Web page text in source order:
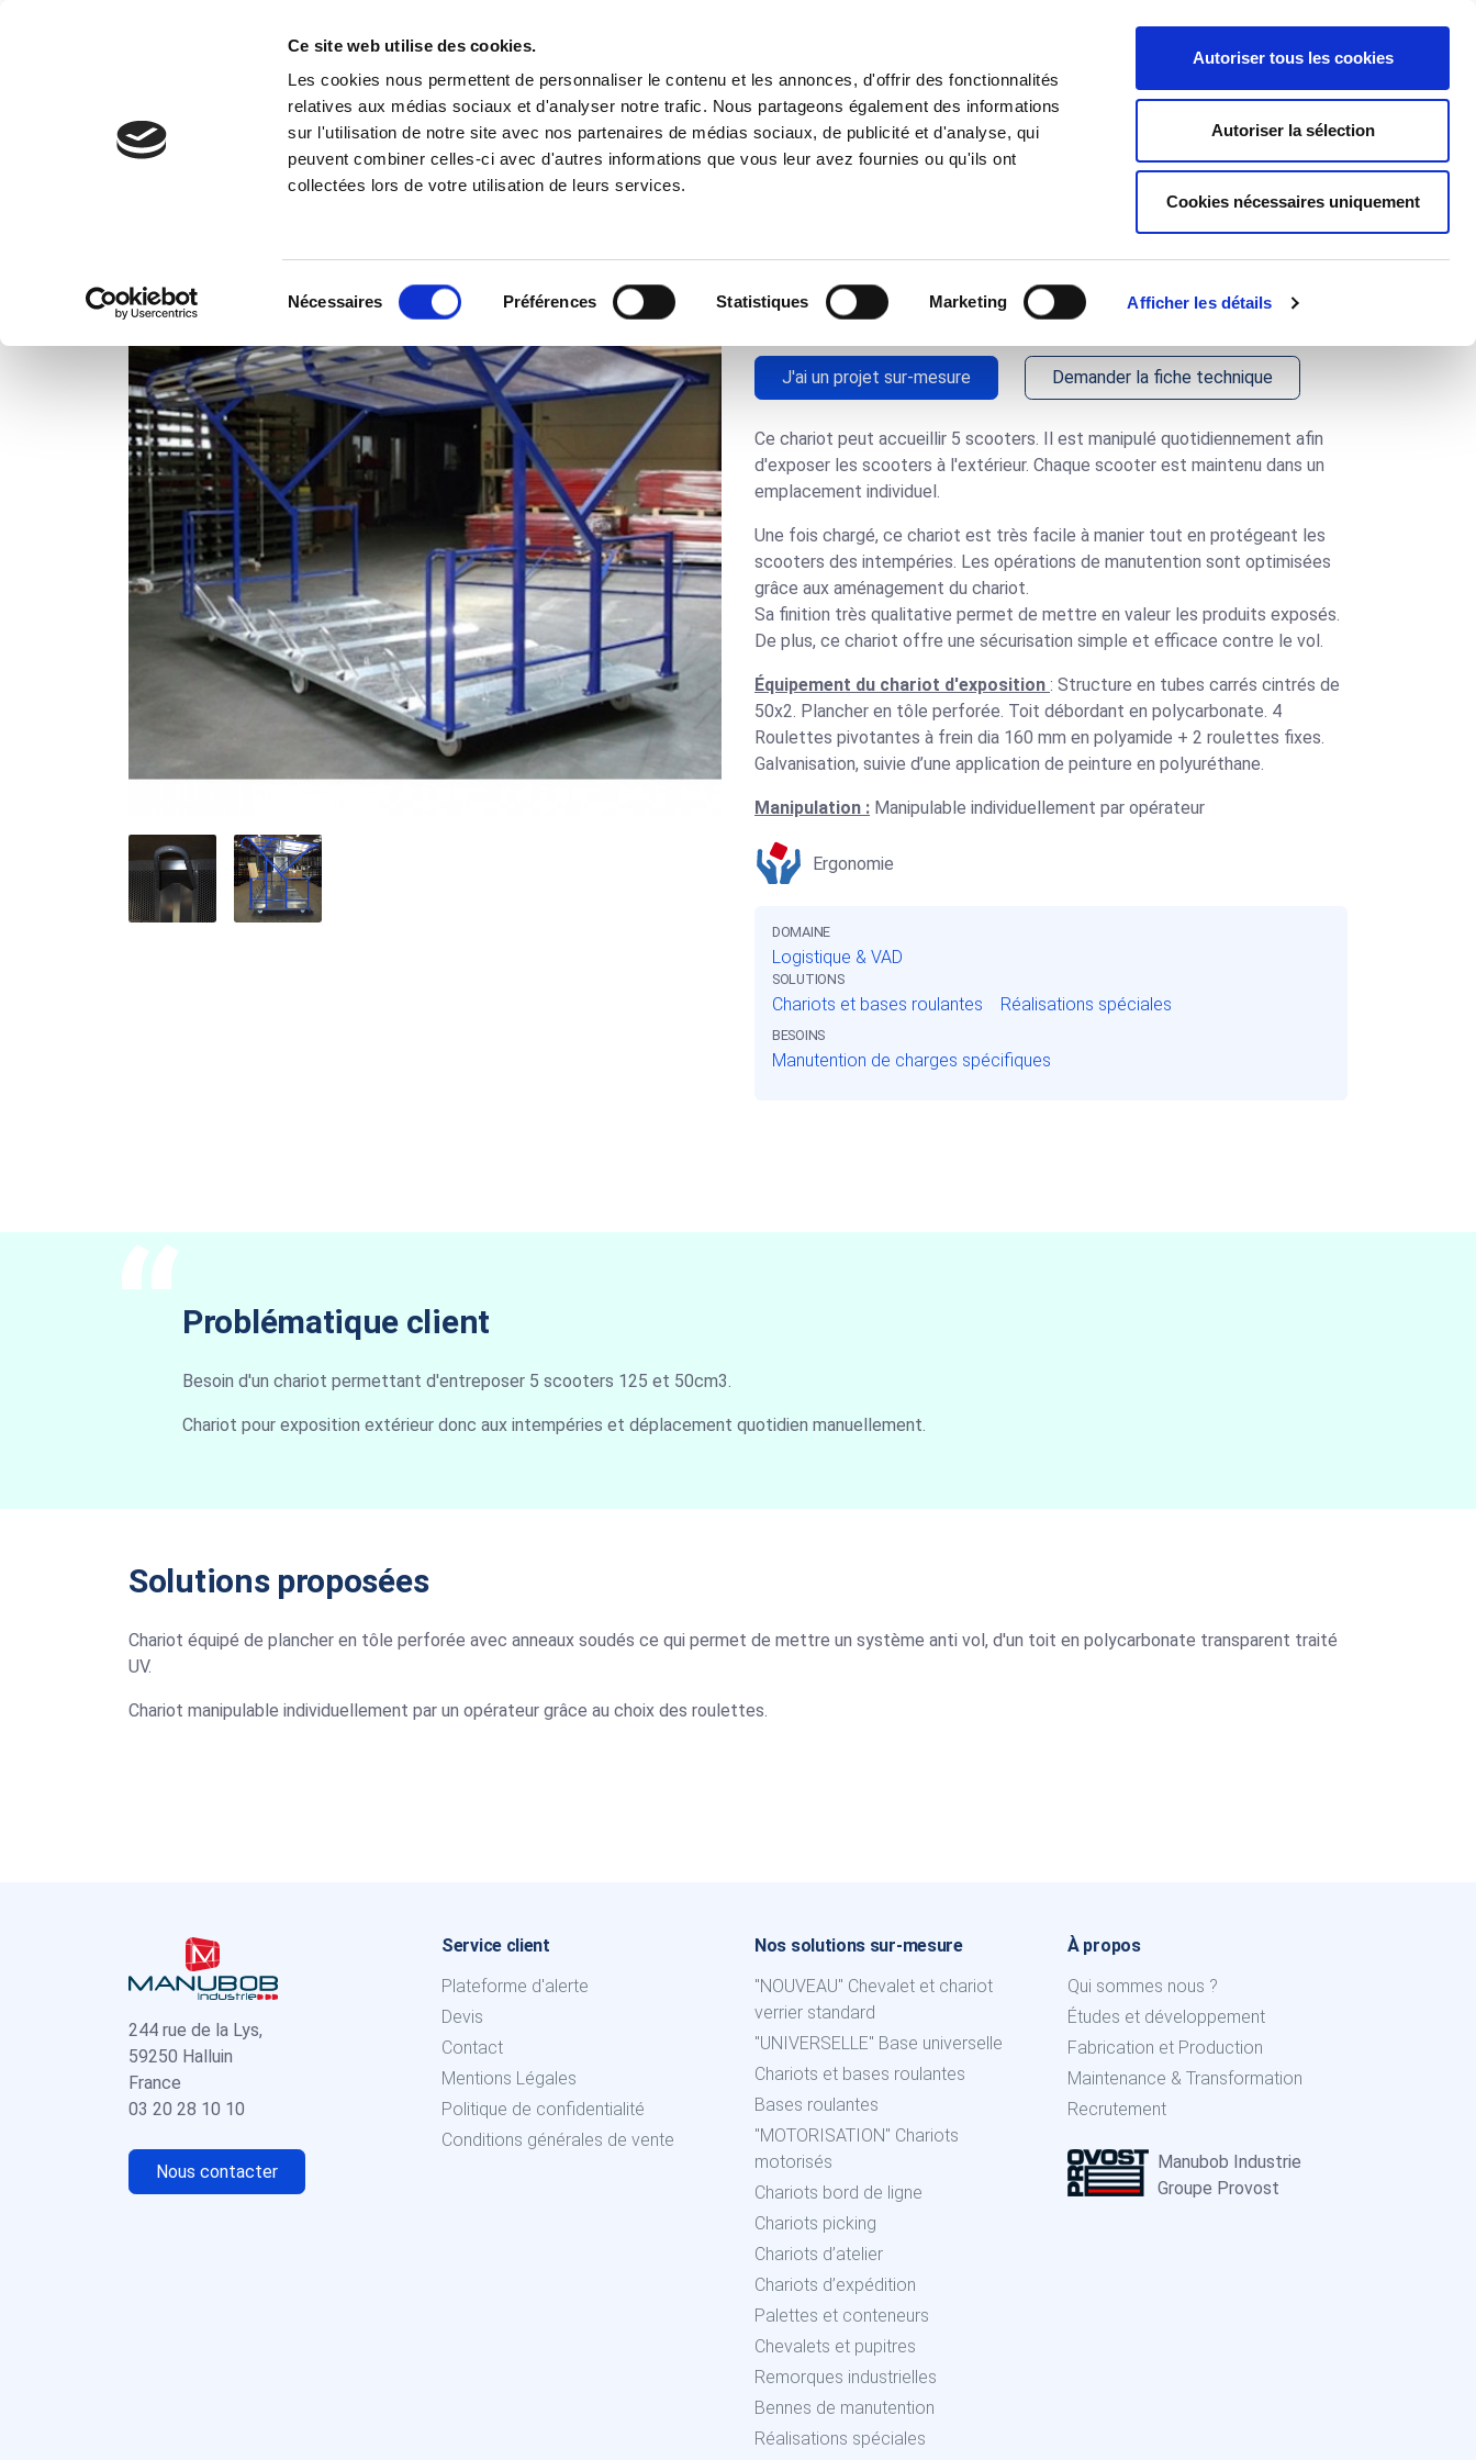
Ce site web utilise des cookies.
Les cookies nous permettent de personnaliser le contenu et les annonces, d'offrir des fonctionnalités
relatives aux médias sociaux et d'analyser notre trafic. Nous partageons également des informations
sur l'utilisation de notre site avec nos partenaires de médias sociaux, de publicité et d'analyse, qui
peuvent combiner celles-ci avec d'autres informations que vous leur avez fournies ou qu'ils ont
collectées lors de votre utilisation de leurs services.
Nécessaires Préférences Statistiques Marketing Afficher les détails
Autoriser tous les cookies
Autoriser la sélection
Cookies nécessaires uniquement
Vos Besoins À propos
Réalisations Chariot d'exposition pour scooters_1233
Chariot d'exposition pour
scooters_1233
J'ai un projet sur-mesure Demander la fiche technique
Ce chariot peut accueillir 5 scooters. Il est manipulé quotidiennement afin
d'exposer les scooters à l'extérieur. Chaque scooter est maintenu dans un
emplacement individuel.
Une fois chargé, ce chariot est très facile à manier tout en protégeant les
scooters des intempéries. Les opérations de manutention sont optimisées
grâce aux aménagement du chariot.
Sa finition très qualitative permet de mettre en valeur les produits exposés.
De plus, ce chariot offre une sécurisation simple et efficace contre le vol.
Équipement du chariot d'exposition : Structure en tubes carrés cintrés de
50x2. Plancher en tôle perforée. Toit débordant en polycarbonate. 4
Roulettes pivotantes à frein dia 160 mm en polyamide + 2 roulettes fixes.
Galvanisation, suivie d’une application de peinture en polyuréthane.
Manipulation : Manipulable individuellement par opérateur
Ergonomie
DOMAINE
Logistique & VAD
SOLUTIONS
Chariots et bases roulantes Réalisations spéciales
BESOINS
Manutention de charges spécifiques
Problématique client
Besoin d'un chariot permettant d'entreposer 5 scooters 125 et 50cm3.
Chariot pour exposition extérieur donc aux intempéries et déplacement quotidien manuellement.
Solutions proposées
Chariot équipé de plancher en tôle perforée avec anneaux soudés ce qui permet de mettre un système anti vol, d'un toit en polycarbonate transparent traité
UV.
Chariot manipulable individuellement par un opérateur grâce au choix des roulettes.
244 rue de la Lys,
59250 Halluin
France
03 20 28 10 10
Nous contacter
Service client
Plateforme d'alerte
Devis
Contact
Mentions Légales
Politique de confidentialité
Conditions générales de vente
Nos solutions sur-mesure
"NOUVEAU" Chevalet et chariot
verrier standard
"UNIVERSELLE" Base universelle
Chariots et bases roulantes
Bases roulantes
"MOTORISATION" Chariots
motorisés
Chariots bord de ligne
Chariots picking
Chariots d’atelier
Chariots d’expédition
Palettes et conteneurs
Chevalets et pupitres
Remorques industrielles
Bennes de manutention
Réalisations spéciales
À propos
Qui sommes nous ?
Études et développement
Fabrication et Production
Maintenance & Transformation
Recrutement
Manubob Industrie
Groupe Provost